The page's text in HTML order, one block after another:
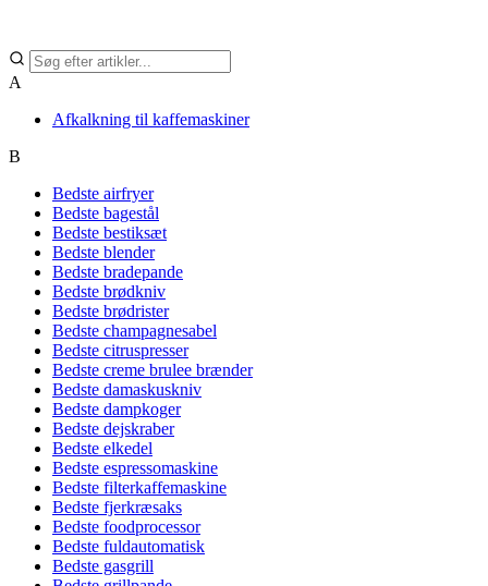
A
Afkalkning til kaffemaskiner
B
Bedste airfryer
Bedste bagestål
Bedste bestiksæt
Bedste blender
Bedste bradepande
Bedste brødkniv
Bedste brødrister
Bedste champagnesabel
Bedste citruspresser
Bedste creme brulee brænder
Bedste damaskuskniv
Bedste dampkoger
Bedste dejskraber
Bedste elkedel
Bedste espressomaskine
Bedste filterkaffemaskine
Bedste fjerkræsaks
Bedste foodprocessor
Bedste fuldautomatisk
Bedste gasgrill